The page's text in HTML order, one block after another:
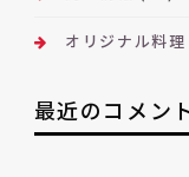
オリジナル料
最近のコメン